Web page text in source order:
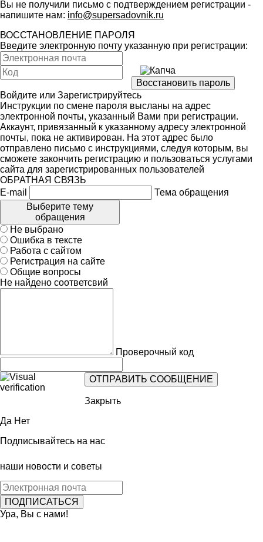
Вы не получили письмо с подтверждением регистрации -
напишите нам: info@supersadovnik.ru
ВОССТАНОВЛЕНИЕ ПАРОЛЯ
Введите электронную почту указанную при регистрации:
Войдите или Зарегистрируйтесь
Инструкции по смене пароля высланы на адрес
электронной почты, указанный Вами при регистрации.
Аккаунт, привязанный к указанному адресу электронной
почты, пока не активирован. На этот адрес было
отправлено письмо с инструкциями, следуя которым, вы
сможете закончить регистрацию и пользоваться услугами
сайта для зарегистрированных пользователей
ОБРАТНАЯ СВЯЗЬ
E-mail
Тема обращения
Выберите тему
обращения
Не выбрано
Ошибка в тексте
Работа с сайтом
Регистрация на сайте
Общие вопросы
Не найдено соответсвий
Проверочный код
Закрыть
Да Нет
Подписывайтесь на нас
наши новости и советы
Ура, Вы с нами!